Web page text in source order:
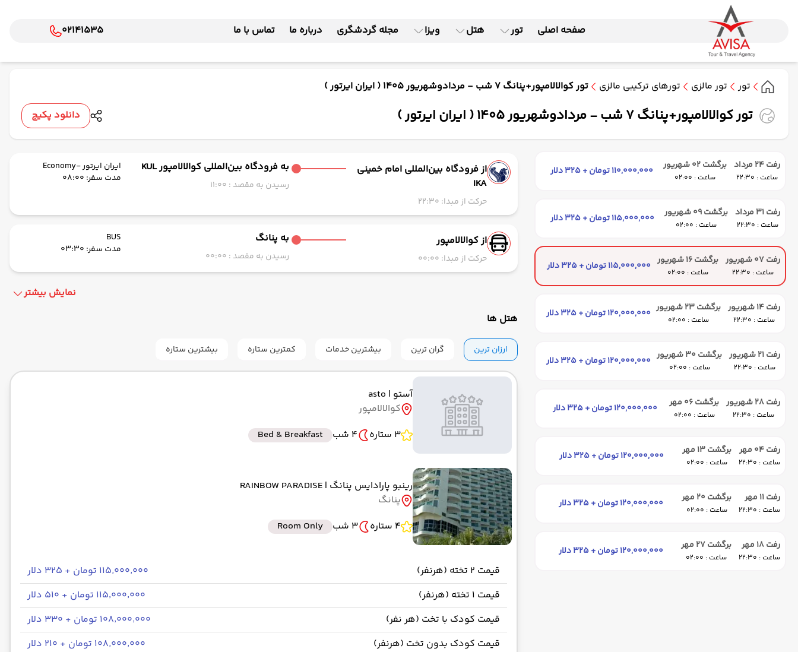
صفحه اصلی تور هتل ویزا مجله گردشگری درباره ما تماس با ما 02141535
تور تور مالزی تورهای ترکیبی مالزی تور کوالالامپور+پنانگ 7 شب - مردادوشهریور 1405 ( ایران ایرتور )
تور کوالالامپور+پنانگ 7 شب - مردادوشهریور 1405 ( ایران ایرتور ) دانلود پکیج
رفت 24 مرداد
ساعت : 22:30
برگشت 02 شهریور
ساعت : 02:00
110,000,000 تومان + 325 دلار
رفت 31 مرداد
ساعت : 22:30
برگشت 09 شهریور
ساعت : 02:00
115,000,000 تومان + 325 دلار
رفت 07 شهریور
ساعت : 22:30
برگشت 16 شهریور
ساعت : 02:00
115,000,000 تومان + 325 دلار
رفت 14 شهریور
ساعت : 22:30
برگشت 23 شهریور
ساعت : 02:00
120,000,000 تومان + 325 دلار
رفت 21 شهریور
ساعت : 22:30
برگشت 30 شهریور
ساعت : 02:00
120,000,000 تومان + 325 دلار
رفت 28 شهریور
ساعت : 22:30
برگشت 06 مهر
ساعت : 02:00
120,000,000 تومان + 325 دلار
رفت 04 مهر
ساعت : 22:30
برگشت 13 مهر
ساعت : 02:00
120,000,000 تومان + 325 دلار
رفت 11 مهر
ساعت : 22:30
برگشت 20 مهر
ساعت : 02:00
120,000,000 تومان + 325 دلار
رفت 18 مهر
ساعت : 22:30
برگشت 27 مهر
ساعت : 02:00
120,000,000 تومان + 325 دلار
از فرودگاه بین‌المللی امام خمینی
IKA
حرکت از مبدا: 22:30
به فرودگاه بین‌المللی کوالالامپور KUL
رسیدن به مقصد : 11:00
ایران ایرتور -Economy
مدت سفر: 08:00
از کوالالامپور
حرکت از مبدا: 00:00
به پنانگ
رسیدن به مقصد : 00:00
BUS
مدت سفر: 03:30
از فرودگاه بین‌المللی کوالالامپور
KUL
به فرودگاه بین‌المللی امام خمینی IKA
رسیدن به مقصد : 05:50
نمایش بیشتر
هتل ها
ارزان ترین گران ترین بیشترین خدمات کمترین ستاره بیشترین ستاره
آستو | asto
کوالالامپور
3 ستاره
4 شب Bed & Breakfast
رینبو پارادایس پنانگ | RAINBOW PARADISE
پنانگ
4 ستاره
3 شب Room Only
قیمت 2 تخته (هرنفر)
۱۱۵٬۰۰۰٬۰۰۰ تومان + ۳۲۵ دلار
قیمت 1 تخته (هرنفر)
۱۱۵٬۰۰۰٬۰۰۰ تومان + ۵۱۰ دلار
قیمت کودک با تخت (هر نفر)
۱۰۸٬۰۰۰٬۰۰۰ تومان + ۳۳۰ دلار
قیمت کودک بدون تخت (هرنفر)
۱۰۸٬۰۰۰٬۰۰۰ تومان + ۲۱۰ دلار